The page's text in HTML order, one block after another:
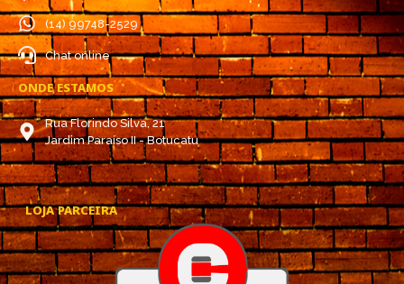
(14) 99748-2529
Chat online
ONDE ESTAMOS
Rua Florindo Silva, 21
Jardim Paraíso II - Botucatu
LOJA PARCEIRA